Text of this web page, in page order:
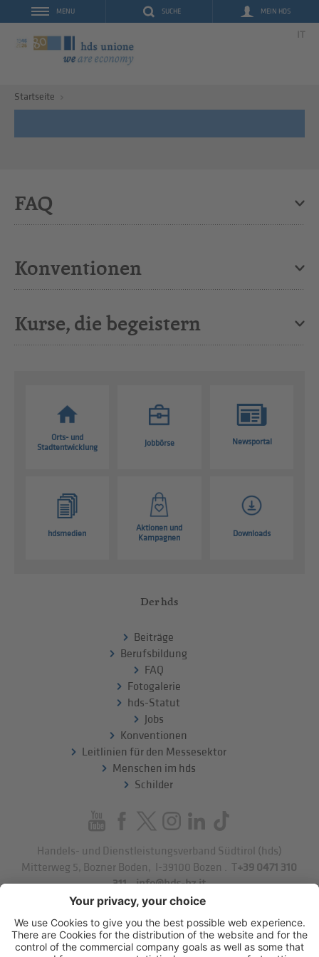
SUCHE MEIN HDS
MENU
IT
Startseite
FAQ
Konventionen
Kurse, die begeistern
Orts- und
Stadtentwicklung
Jobbörse Newsportal
hdsmedien
Aktionen und
Kampagnen
Downloads
Der hds
Beiträge
Berufsbildung
FAQ
Fotogalerie
hds-Statut
Jobs
Konventionen
Leitlinien für den Messesektor
Menschen im hds
Schilder
Handels- und Dienstleistungsverband Südtirol (hds)
Mitterweg 5, Bozner Boden
I-39100 Bozen . T+39 0471 310
311.info@hds-bz.it
Impressum
Datenschutzerklärung
Cookie-Einstellungen